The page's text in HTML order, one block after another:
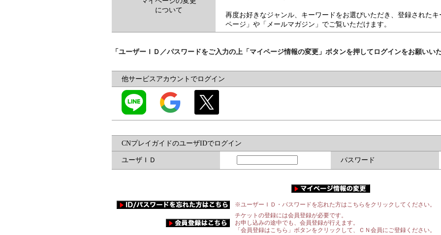
について
再度お好きなジャンル、キーワードをお選びいただき、登録された
ページ」や「メールマガジン」でご覧いただけます。
「ユーザーＩＤ／パスワードをご入力の上「マイページ情報の変更」ボタンを押してログインをお願いいた
他サービスアカウントでログイン
CNプレイガイドのユーザIDでログイン
ユーザＩＤ パスワード
※ユーザーＩＤ・パスワードを忘れた方はこちらをクリックしてください。
チケットの登録には会員登録が必要です。
お申し込みの途中でも、会員登録が行えます。
「会員登録はこちら」ボタンをクリックして、ＣＮ会員にご登録ください。